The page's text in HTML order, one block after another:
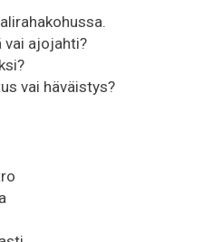
vai ajojahti?
vai häväistys?